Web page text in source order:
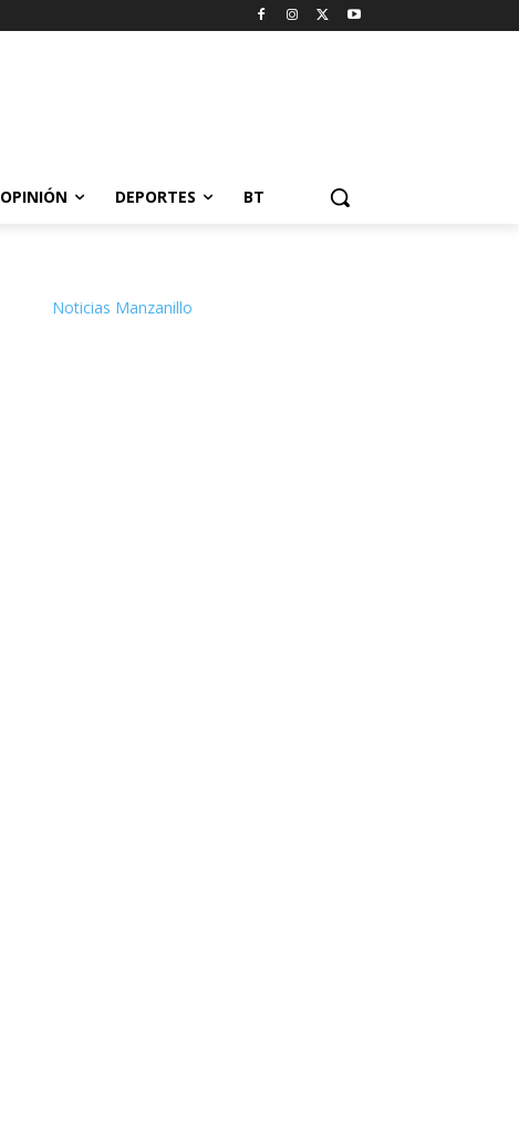
OPINIÓN DEPORTES BT
Noticias Manzanillo